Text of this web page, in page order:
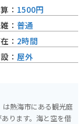
は熱海市にある観光庭
ります。海と空を借
： 1500円
： 普通
： 2時間
： 屋外